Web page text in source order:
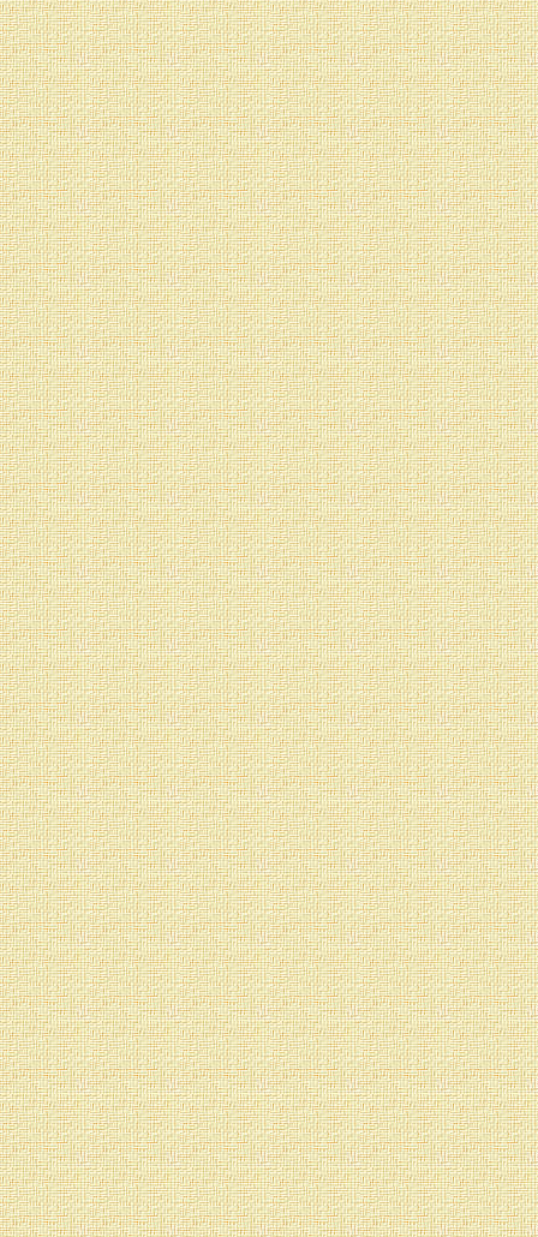
Cantemos estos
produciendo sonidos
tomar como patrón de
las voces femeninas),
concentrándonos al
correspondientes.
de la conciencia al
por detrás, por la
en una celda o nicho.
Repetimos el ciclo
tratando de alcanzar
vibraciones en todos los
Este ejercicio debe
hay posibilidad de
pueden cantar
hayamos aprendido a
Si el canto más sutil
chakras no se ha
trabajo ulterior—.
quienes tienen esta
deconocida. Les
ponemos en la boca
gárgaras de tal
«gluglú». Luego
que el sonido se haga lo
exactamente en
mantras para los